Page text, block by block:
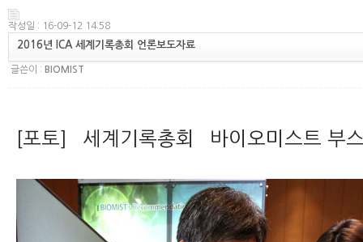
작성일 : 16-09-12 14:58
2016년 ICA 세계기록총회 언론보도자료
글쓴이 : BIOMIST
[포토] `세계기록총회` 바이오미스트 부